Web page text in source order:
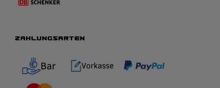
ZAHLUNGSARTEN